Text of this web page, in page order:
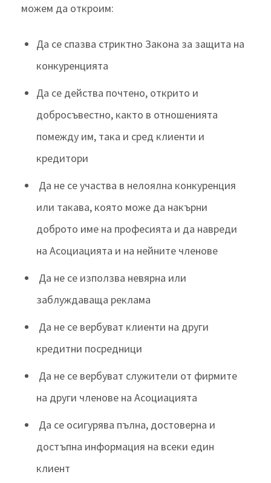
можем да откроим:
Да се спазва стриктно Закона за защита на
конкуренцията
Да се действа почтено, открито и
добросъвестно, както в отношенията
помежду им, така и сред клиенти и
кредитори
Да не се участва в нелоялна конкуренция
или такава, която може да накърни
доброто име на професията и да навреди
на Асоциацията и на нейните членове
Да не се използва невярна или
заблуждаваща реклама
Да не се вербуват клиенти на други
кредитни посредници
Да не се вербуват служители от фирмите
на други членове на Асоциацията
Да се осигурява пълна, достоверна и
достъпна информация на всеки един
клиент